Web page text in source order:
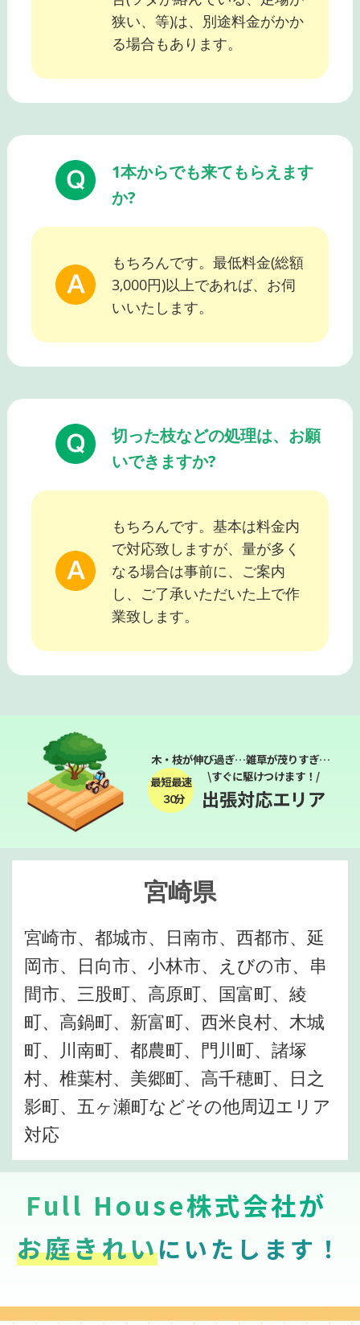
狭い、等)は、別途料金がかか
る場合もあります。
1本からでも来てもらえます
か?
もちろんです。最低料金(総額
3,000円)以上であれば、お伺
いいたします。
切った枝などの処理は、お願
いできますか?
もちろんです。基本は料金内
で対応致しますが、量が多く
なる場合は事前に、ご案内
し、ご了承いただいた上で作
業致します。
木・枝が伸び過ぎ…雑草が茂りすぎ…
最短最速
３０分
\すぐに駆けつけます！/
出張対応エリア
宮崎県
宮崎市、都城市、日南市、西都市、延
岡市、日向市、小林市、えびの市、串
間市、三股町、高原町、国富町、綾
町、高鍋町、新富町、西米良村、木城
町、川南町、都農町、門川町、諸塚
村、椎葉村、美郷町、高千穂町、日之
影町、五ヶ瀬町などその他周辺エリア
対応
Full House株式会社が
お庭きれいにいたします！